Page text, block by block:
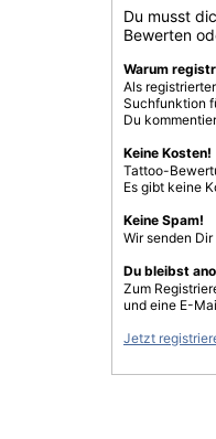
Du musst
Bewerten
Warum
Als
Suchfunktion
Du
Keine Kosten!
Tattoo-
Es gibt keine
Keine Spam!
Wir senden
Du bleibst
Zum
und eine E-
Jetzt